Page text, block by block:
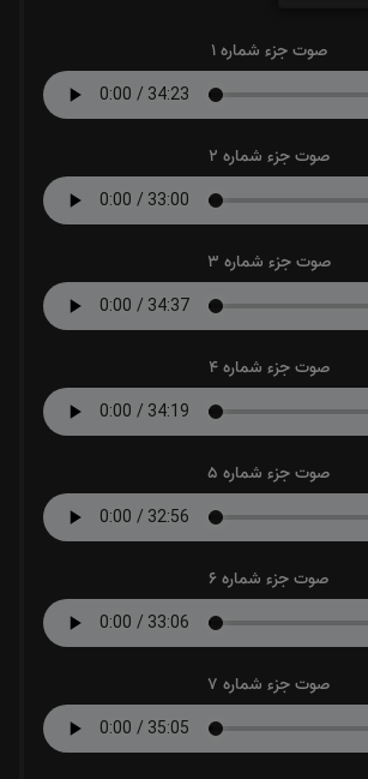
صوت جزء شماره 1
صوت جزء شماره 2
صوت جزء شماره 3
صوت جزء شماره 4
صوت جزء شماره 5
صوت جزء شماره 6
صوت جزء شماره 7